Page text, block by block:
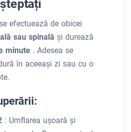
efectuează de obicei
sau spinală și durează
minute . Adesea se
în aceeași zi sau cu o
: Umflarea ușoară și